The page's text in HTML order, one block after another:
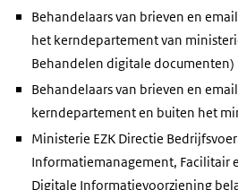
Behandelaars van brieven en
het kerndepartement van
Behandelen digitale documenten)
Behandelaars van brieven en
kerndepartement en buiten het
Ministerie EZK Directie
Informatiemanagement, Facilitair
Digitale Informatievoorziening